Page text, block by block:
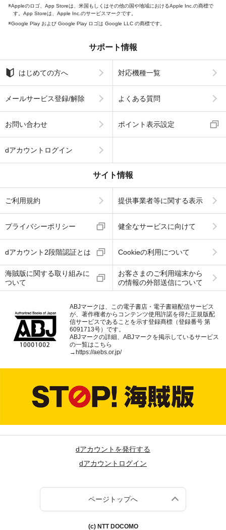
Appleのロゴ、App Storeは、米国もしくはその他の国や地域におけるApple Inc.の商標で
す。App Storeは、Apple Inc.のサービスマークです。
Google Play および Google Play ロゴは Google LLC の商標です。
サポート情報
はじめての方へ 対応機種一覧
メールサービス登録/解除 よくある質問
お問い合わせ ポイント表示設定
dアカウントログイン
サイト情報
ご利用規約 提供事業者等に関する表示
プライバシーポリシー 健全なサービスに向けて
dアカウント2段階認証とは Cookieの利用について
海賊版に関する取り組みに
ついて
お客さまのご利用端末から
の情報の外部送信について
ABJマークは、この電子書店・電子書籍配信サービス
が、著作権者からコンテンツ使用許諾を得た正規版配
信サービスであることを示す登録商標（登録番号 第
6091713号）です。
ABJマークの詳細、ABJマークを掲示しているサービス
の一覧はこちら
→https://aebs.or.jp/
dアカウントを発行する
dアカウントログイン
ページトップへ
(c) NTT DOCOMO